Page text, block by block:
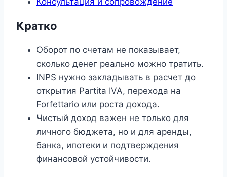
Кратко
Оборот по счетам не показывает,
сколько денег реально можно тратить.
INPS нужно закладывать в расчет до
открытия Partita IVA, перехода на
Forfettario или роста дохода.
Чистый доход важен не только для
личного бюджета, но и для аренды,
банка, ипотеки и подтверждения
финансовой устойчивости.